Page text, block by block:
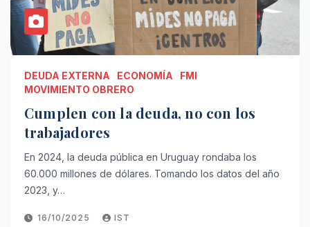
DEUDA EXTERNA ECONOMÍA
FMI
MOVIMIENTO OBRERO
Cumplen con la deuda, no con los
trabajadores
En 2024, la deuda pública en Uruguay rondaba los
60.000 millones de dólares. Tomando los datos del año
2023, y…
16/10/2025 IST